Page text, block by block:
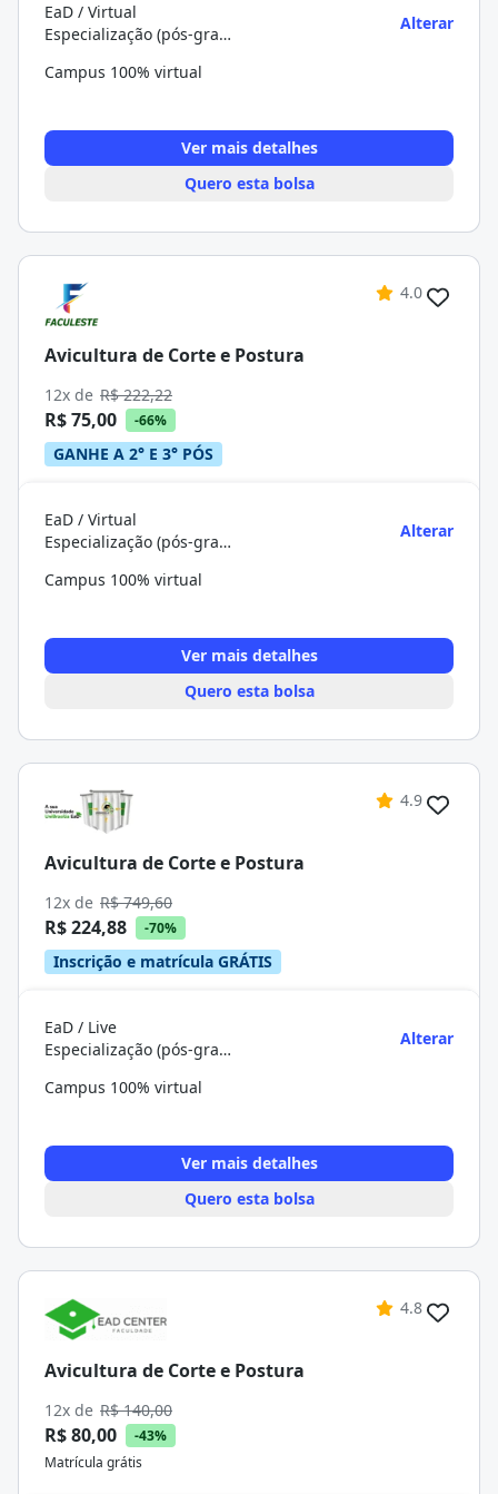
EaD / Virtual
Especialização (pós-graduação)
Alterar
Campus 100% virtual
Ver mais detalhes
Quero esta bolsa
4.0
Avicultura de Corte e Postura
12x de R$ 222,22
R$ 75,00 -66%
GANHE A 2° E 3° PÓS
EaD / Virtual
Especialização (pós-graduação)
Alterar
Campus 100% virtual
Ver mais detalhes
Quero esta bolsa
4.9
Avicultura de Corte e Postura
12x de R$ 749,60
R$ 224,88 -70%
Inscrição e matrícula GRÁTIS
EaD / Live
Especialização (pós-graduação)
Alterar
Campus 100% virtual
Ver mais detalhes
Quero esta bolsa
4.8
Avicultura de Corte e Postura
12x de R$ 140,00
R$ 80,00
-43%
Matrícula grátis